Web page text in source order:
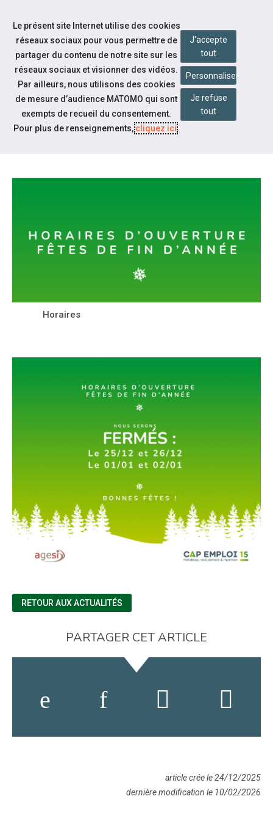
Aller au contenu
Notre actualité
FERMETURE FÊTES DE FIN
Horaires
RETOUR AUX ACTUALITÉS
PARTAGER CET ARTICLE
article crée le 24/12/2025
dernière modification le 10/02/2026
Le présent site Internet utilise des cookies
réseaux sociaux pour vous permettre de
partager du contenu de notre site sur les
réseaux sociaux et visionner des vidéos.
Par ailleurs, nous utilisons des cookies
de mesure d’audience MATOMO qui sont
exempts de recueil du consentement.
Pour plus de renseignements,cliquez ici.
J'accepte
tout
Personnaliser
Je refuse
tout